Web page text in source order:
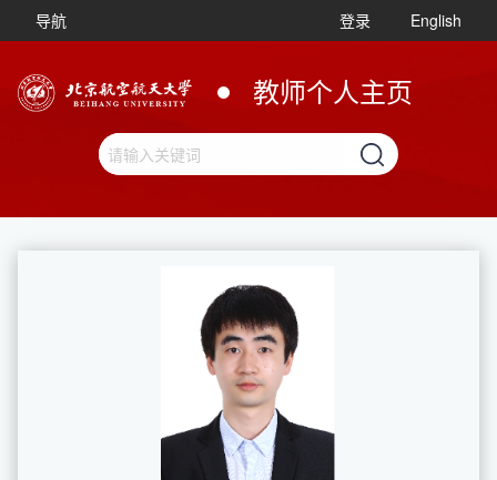
导航 登录 English
教师个人主页